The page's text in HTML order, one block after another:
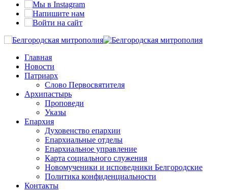
Главная
Новости
Патриарх
Слово Первосвятителя
Архипастырь
Проповеди
Указы
Епархия
Духовенство епархии
Епархиальные отделы
Епархиальное управление
Карта социального служения
Новомученики и исповедники Белгородские
Политика конфиденциальности
Контакты